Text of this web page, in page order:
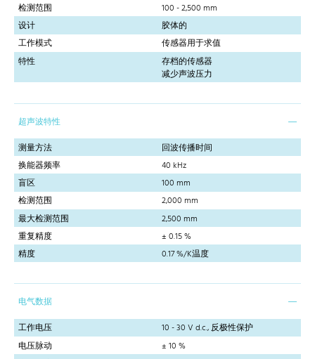
检测范围
100 - 2,500 mm
设计
胶体的
工作模式
传感器用于求值
特性
存档的传感器
减少声波压力
超声波特性
测量方法
回波传播时间
换能器频率
40 kHz
盲区
100 mm
检测范围
2,000 mm
最大检测范围
2,500 mm
重复精度
± 0.15 %
精度
0.17 %/K温度
电气数据
工作电压
10 - 30 V d.c., 反极性保护
电压脉动
± 10 %